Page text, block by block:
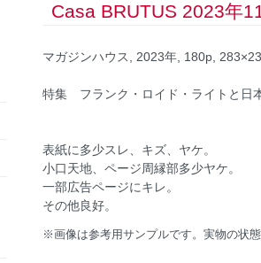
Casa BRUTUS 2023年
マガジンハウス, 2023年, 180p,
特集 フランク・ロイド・ライトと日
表紙に多少スレ、キズ、ヤケ。
小口天地、ページ周縁部多少ヤケ。
一部広告ページにキレ。
その他良好。
※画像は参考用サンプルです。実物の状